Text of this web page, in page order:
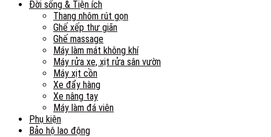
Đời sống & Tiện ích
Thang nhôm rút gọn
Ghế xếp thư giãn
Ghế massage
Máy làm mát không khí
Máy rửa xe, xịt rửa sân vườn
Máy xịt cồn
Xe đẩy hàng
Xe nâng tay
Máy làm đá viên
Phụ kiện
Bảo hộ lao động